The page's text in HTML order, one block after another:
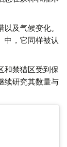
及气候变化。
中，它同样被认
和禁猎区受到保
续研究其数量与